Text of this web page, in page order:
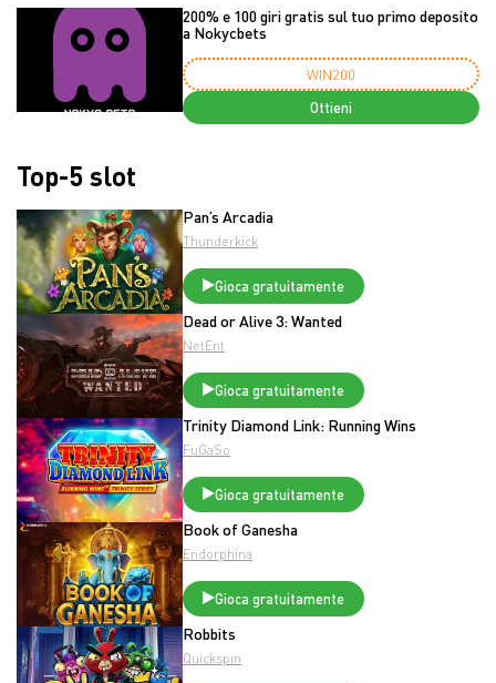
200% e 100 giri gratis sul tuo primo deposito
a Nokycbets
WIN200
Ottieni
Top-5 slot
Pan’s Arcadia
Thunderkick
Gioca gratuitamente
Dead or Alive 3: Wanted
NetEnt
Gioca gratuitamente
Trinity Diamond Link: Running Wins
FuGaSo
Gioca gratuitamente
Book of Ganesha
Endorphina
Gioca gratuitamente
Robbits
Quickspin